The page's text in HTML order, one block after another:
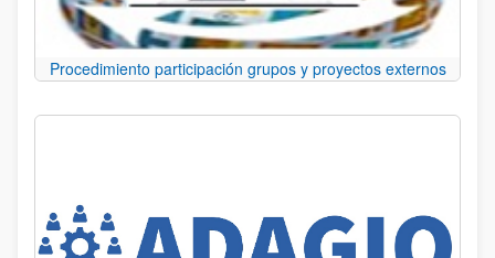
Procedimiento participación grupos y proyectos externos